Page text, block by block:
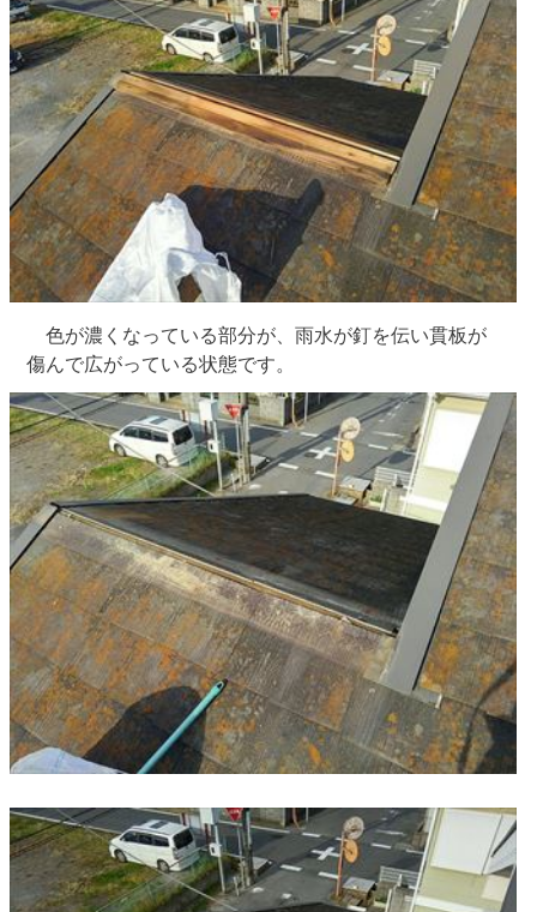
色が濃くなっている部分が、雨水が釘を伝い貫板が
傷んで広がっている状態です。